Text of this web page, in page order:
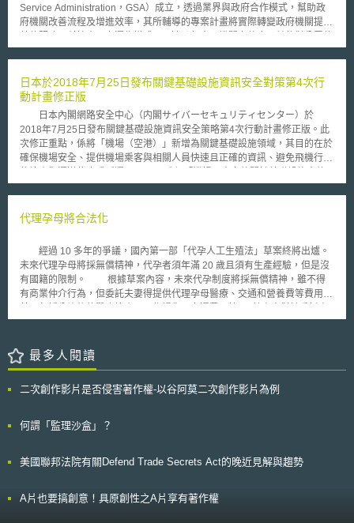
Service Administration，GSA）成立，透過業界與政府合作模式，幫助政
府機關改善流程及增進效率，其所輔導的專案計畫將實際轉變政府機關提供
數位服務更便於使用。 18F為幫助美國各機關建造、購買及分享現代數
格（digital component）打造訂製化產品（custom products）；（二）以
創新方式購買科技，使各政府能夠獲得更快、更好及產生更好結果的IT服
務。詳細服務內容有代寫委外服務建議書（Request For Proposal，
RFP）、開發市場利用現代技術購買IT服務、購買開放源代碼（open
source code）以提升專案計畫；（三）替政府建造一安全、可擴展的工具
與平台，其能更加符合需求並能夠持續為改善以達需求；（四）協助成為數
位化組織，不只是增加組織內部數位化能力，更要形成數位習慣並最終促使
供及分享18F實際運用的相關現代數位化服務技術，使政府機關能自行複製
服務案件管理系統超過2萬名社工利用為追蹤管理超過50萬件虐待及忽視兒
群服務部（Department of Health and Human Services，DHHS）即利用
了前述相關服務，與18F共同重新設計該系統的採購流程。從2015年11月
至2016年10月，合作建立新系統不到1年的時間，導入了契約文件之簡化、
模組化（modular）契約之合併、敏捷性開發（agile development）、使用
者中心之設計及開放源（open source）之實踐。 首先，代寫委外服務
建議書，18F於其中展示如何將專案計畫為模組化，亦即別於過往採購的傳
式，找尋不同開發商以更符合實際需求，亦能避免時間金錢的浪費，降低遲
約或違約之風險。再者，聚集可能符合資格的供應商，邀請眾供應商建造以
程的激盪，18F從中協助評估所提出的原型、技術等，以了解供應商如何提
間及行政成本。最後，為使加州政府機關能自行複製及使用相關現代數位化
畫中的角色定位。 面臨現代化數位服務，在美國，聯邦與州政府都面
於政府自行發展其他數位服務。18F與加州政府合作之案例，或許能為國家
發展數位服務運作之借鏡。
日本於2018年7月25日發布關鍵基礎設施資訊安全對策第4次行
動計畫修正版
日本內閣網路安全中心（内閣サイバーセキュリティセンター）於
2018年7月25日發布關鍵基礎設施資訊安全策略第4次行動計畫修正版。此
次修正重點，係將「機場（空港）」新增為關鍵基礎設施領域，其目的在於
確保機場安全、提供機場乘客與相關人員快速且正確的資訊、避免飛機行李
報告與服務維持的指南，則為2018年4月1日發布之「確保機場資訊安全的
ドライン第1版）」。 該確保機場資訊安全的安全指南，係參考日本於
フラにおける情報セキュリティ対策の優先順位付けに係る手引書第1版）
制定，以規劃（Plan）—執行（Do）—查核（Check）—行動（Action）的
觀點建立管理與應變對策，將IT障礙分為故意（接收可疑的郵件、內部員工
的故意行為、偽造使用者ID、DDos攻擊、非法取得資訊等）、偶發（使用
者操作錯誤、使用者管理錯誤、外部受託方的管理錯誤、機器故障、執行可
核制度、資安管理政策及資安控制措施的建議事項。
代理孕母將合法化
經過 10 多年的爭議，國內第一部「代孕人工生殖法」草案終將出爐。
未來代理孕母將採無償精神，代孕者須年滿 20 歲且須有生產經驗，但是沒
有國籍的限制。 根據草案內容，未來代孕制度將採無償精神，雖不得
有商業仲介行為，但委託夫妻得提供代理孕母醫療、交通和營養費等費用，
婦的條件放寬，不只限於沒有子宮之婦女，在精、卵自備的前提下，只要夫
沒有子宮、有懷孕障礙或分娩有危險等婦女。在親子關係認定方面，目前備
有出生後收養制以及直接認定為委託夫妻婚生子女等二種方案。此外，代理
僅要求須年滿 20 歲且有懷孕經驗，而無國籍限制。 未來代理孕母將有
論，避免衍生更多糾紛。
最多人閱讀
二次創作影片是否侵害著作權-以谷阿莫二次創作影片為例
何謂「監理沙盒」？
美國聯邦法院有關Defend Trade Secrets Act的晚近見解與趨勢
A片也要搞創意！具原創性之A片享有著作權